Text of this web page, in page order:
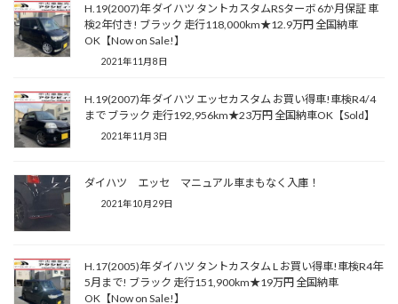
H.19(2007)年 ダイハツ タントカスタムRSターボ 6か月保証 車
検2年付き! ブラック 走行118,000km★12.9万円 全国納車
OK【Now on Sale!】
2021年11月8日
H.19(2007)年 ダイハツ エッセカスタム お買い得車!車検R4/4
まで ブラック 走行192,956km★23万円 全国納車OK【Sold】
2021年11月3日
ダイハツ エッセ マニュアル車まもなく入庫！
2021年10月29日
H.17(2005)年 ダイハツ タントカスタム L お買い得車!車検R4年
5月まで! ブラック 走行151,900km★19万円 全国納車
OK【Now on Sale!】